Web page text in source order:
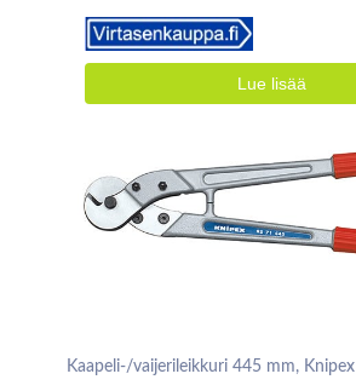
Lue lisää
Kaapeli-/vaijerileikkuri 445 mm, Knipex